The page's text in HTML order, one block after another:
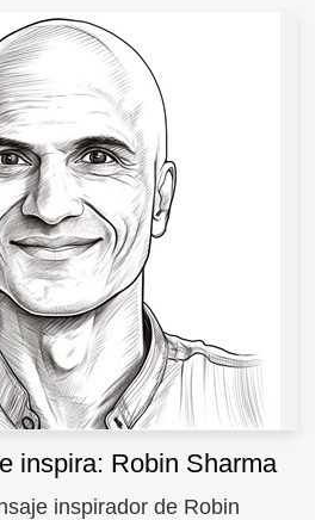
inspira: Robin Sharma
inspirador de Robin